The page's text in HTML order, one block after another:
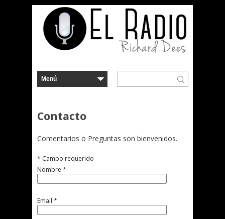
Contacto
Comentarios o Preguntas son bienvenidos.
* Campo requerido
Nombre:*
Email:*